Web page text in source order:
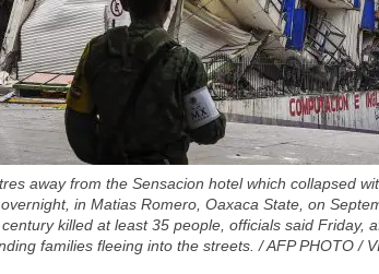
away from the Sensacion hotel which collapsed
in Matias Romero, Oaxaca State, on
killed at least 35 people, officials said Friday,
families fleeing into the streets. / AFP PHOTO /